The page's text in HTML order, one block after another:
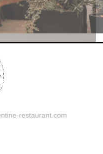
restaurant.com